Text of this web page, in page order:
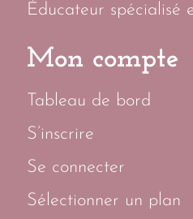
Éducateur spécialisé
Mon compte
Tableau de bord
S’inscrire
Se connecter
Sélectionner un plan